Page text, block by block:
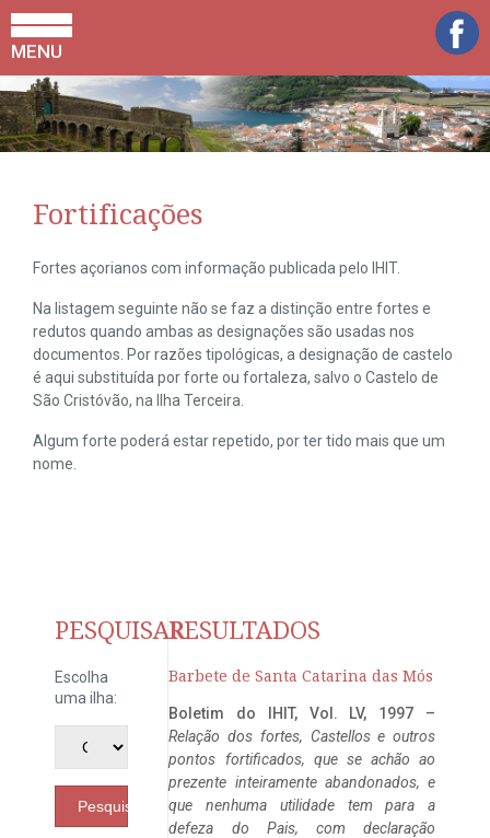
MENU
Fortificações
Fortes açorianos com informação publicada pelo IHIT.
Na listagem seguinte não se faz a distinção entre fortes e
redutos quando ambas as designações são usadas nos
documentos. Por razões tipológicas, a designação de castelo
é aqui substituída por forte ou fortaleza, salvo o Castelo de
São Cristóvão, na Ilha Terceira.
Algum forte poderá estar repetido, por ter tido mais que um
nome.
PESQUISAR
Escolha
uma ilha:
Pesquisar
RESULTADOS
Barbete de Santa Catarina das Mós
Boletim do IHIT, Vol. LV, 1997 –
Relação dos fortes, Castellos e outros
pontos fortificados, que se achão ao
prezente inteiramente abandonados, e
que nenhuma utilidade tem para a
defeza do Pais, com declaração